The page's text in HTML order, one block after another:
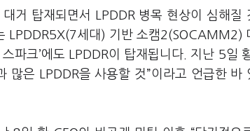
거 탑재되면서 LPDDR 병목 현상이 심해질
LPDDR5X(7세대) 기반 소캠2(SOCAMM2)
파크’에도 LPDDR이 탑재됩니다. 지난 5일
많은 LPDDR을 사용할 것”이라고 언급한 바